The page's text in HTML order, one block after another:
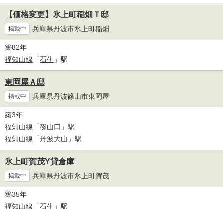
【価格変更】氷上町稲畑Ｔ邸
掲載中 兵庫県丹波市氷上町稲畑
築82年
福知山線 「石生 」駅
東岡屋Ａ邸
掲載中 兵庫県丹波篠山市東岡屋
築3年
福知山線 「篠山口 」駅
福知山線 「丹波大山 」駅
氷上町賀茂Y貸倉庫
掲載中 兵庫県丹波市氷上町賀茂
築35年
福知山線 「石生 」駅